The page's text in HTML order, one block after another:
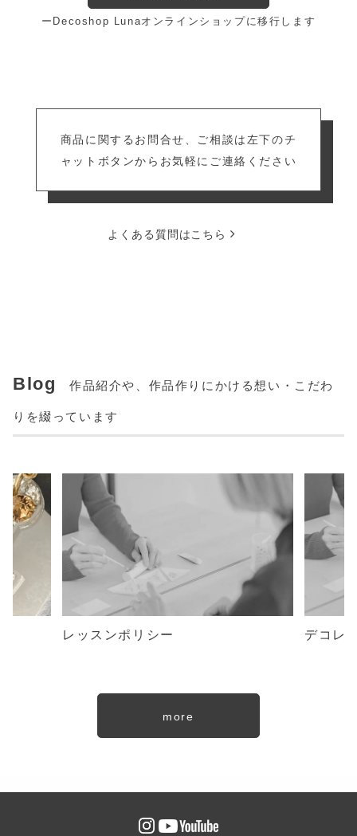
ーDecoshop Lunaオンラインショップに移行します
商品に関するお問合せ、ご相談は左下のチ
ャットボタンからお気軽にご連絡ください
よくある質問はこちら
Blog
レッスンポリシー デコレ
more